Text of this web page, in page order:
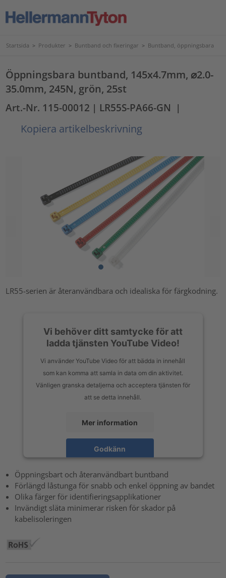
Startsida > Produkter > Buntband och fixeringar > Buntband, öppningsbara
Öppningsbara buntband, 145x4.7mm, ⌀2.0-
35.0mm, 245N, grön, 25st
Art.-Nr. 115-00012 | LR55S-PA66-GN |
Kopiera artikelbeskrivning
LR55-serien är återanvändbara och idealiska för färgkodning.
Vi behöver ditt samtycke för att
ladda tjänsten YouTube Video!
Vi använder YouTube Video för att bädda in innehåll
som kan komma att samla in data om din aktivitet.
Vänligen granska detaljerna och acceptera tjänsten för
att se detta innehåll.
Mer information
Godkänn
Öppningsbart och återanvändbart buntband
Förlängd låstunga för snabb och enkel öppning av bandet
Olika färger för identifieringsapplikationer
Invändigt släta minimerar risken för skador på
kabelisoleringen